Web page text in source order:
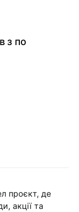
з по
проєкт, де
акції та